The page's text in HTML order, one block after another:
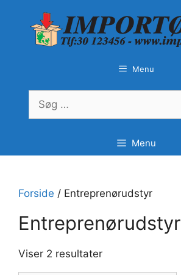
Menu
Søg
efter:
Menu
Forside / Entreprenørudstyr
Entreprenørudstyr
Viser 2 resultaterSorteret